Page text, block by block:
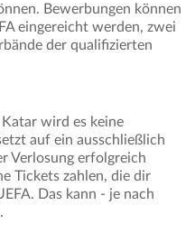
Bewerbungen können
eingereicht werden, zwei
der qualifizierten
wird es keine
auf ein ausschließlich
Verlosung erfolgreich
Tickets zahlen, die dir
Das kann - je nach